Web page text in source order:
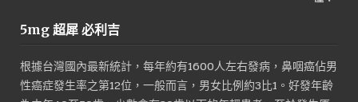
5mg 超犀 必利吉
根據台灣國內最新統計，每年約有1600人左右發病，鼻咽癌佔男
性癌症發生率之第12位，一般而言，男女比例約3比1。好發年齡